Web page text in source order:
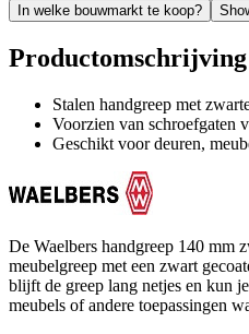
In welke bouwmarkt te koop?
Productomschrijving
Stalen handgreep met
Voorzien van schroefgaten
Geschikt voor deuren,
De Waelbers handgreep 140 mm
meubelgreep met een zwart
blijft de greep lang netjes en kun
meubels of andere toepassingen